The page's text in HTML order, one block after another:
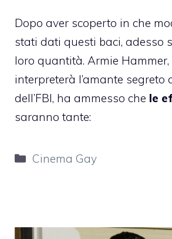
Dopo aver scoperto in che
stati dati questi baci, adesso
loro quantità. Armie Hammer
interpreterà l’amante segreto
dell’FBI, ha ammesso che le
saranno tante:
Categorie
Cinema Gay